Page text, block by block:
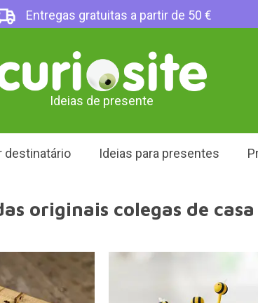
Entregas gratuitas a partir de 50 €
Ideias de presente
destinatário Ideias para presentes
originais colegas de casa